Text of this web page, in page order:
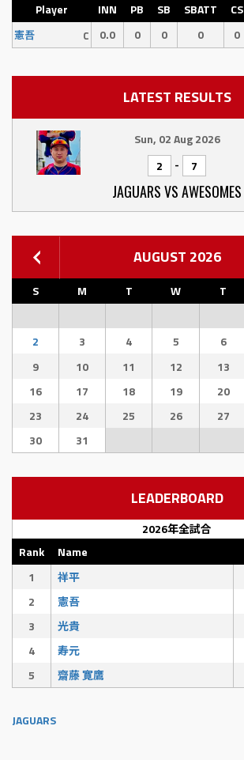
Player INN PB SB SBATT CS
憲吾 C 0.0 0 0 0 0
LATEST RESULTS
Sun, 02 Aug 2026
2
- 7
JAGUARS VS AWESOMES
AUGUST 2026
S M T W T
2
3 4 5 6
9
10 11 12 13
16
17 18 19 20
23
24 25 26 27
30
31
LEADERBOARD
2026年全試合
Rank
Name
1
祥平
2
憲吾
3
光貴
4
寿元
5
齋藤 寛鷹
JAGUARS